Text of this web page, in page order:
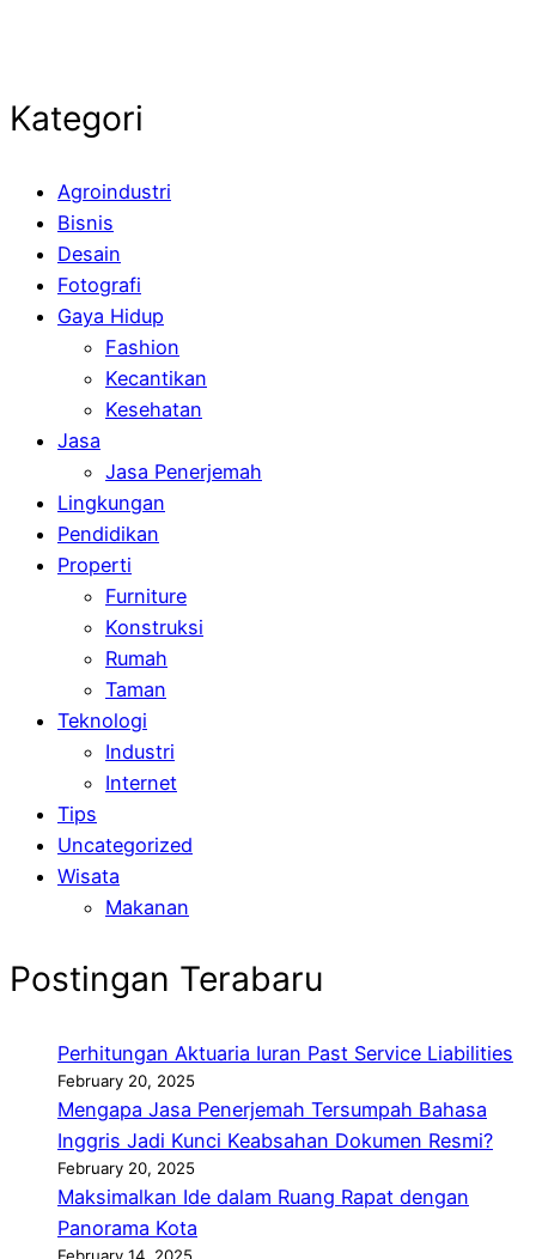
Kategori
Agroindustri
Bisnis
Desain
Fotografi
Gaya Hidup
Fashion
Kecantikan
Kesehatan
Jasa
Jasa Penerjemah
Lingkungan
Pendidikan
Properti
Furniture
Konstruksi
Rumah
Taman
Teknologi
Industri
Internet
Tips
Uncategorized
Wisata
Makanan
Postingan Terabaru
Perhitungan Aktuaria Iuran Past Service Liabilities
February 20, 2025
Mengapa Jasa Penerjemah Tersumpah Bahasa
Inggris Jadi Kunci Keabsahan Dokumen Resmi?
February 20, 2025
Maksimalkan Ide dalam Ruang Rapat dengan
Panorama Kota
February 14, 2025